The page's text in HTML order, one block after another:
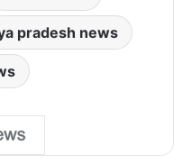
pradesh news